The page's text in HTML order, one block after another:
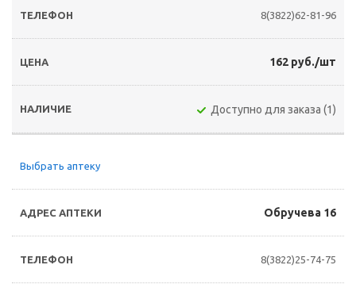
8(3822)62-81-96
162 руб./шт
Доступно для заказа (1)
Выбрать аптеку
Обручева 16
8(3822)25-74-75